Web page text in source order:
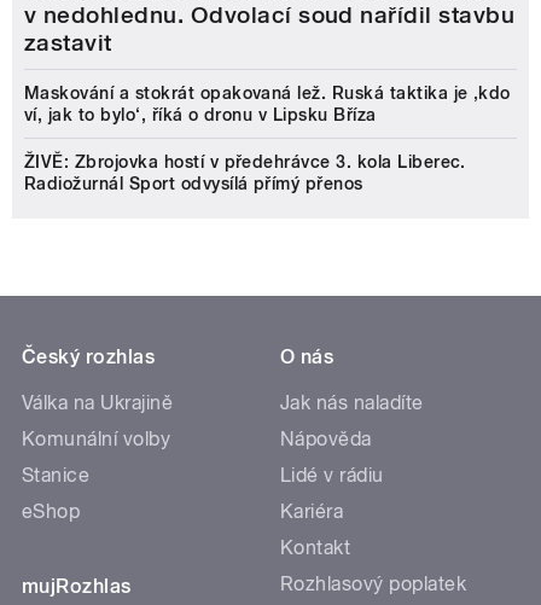
v nedohlednu. Odvolací soud nařídil stavbu
zastavit
Maskování a stokrát opakovaná lež. Ruská taktika je ‚kdo
ví, jak to bylo‘, říká o dronu v Lipsku Bříza
ŽIVĚ: Zbrojovka hostí v předehrávce 3. kola Liberec.
Radiožurnál Sport odvysílá přímý přenos
Český rozhlas
Válka na Ukrajině
Komunální volby
Stanice
eShop
mujRozhlas
O nás
Jak nás naladíte
Nápověda
Lidé v rádiu
Kariéra
Kontakt
Rozhlasový poplatek